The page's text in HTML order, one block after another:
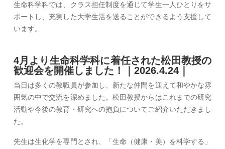
生命科学科では、クラス担任制度を通じて学生一人ひとりをサ
ポートし、充実した大学生活を送ることができるよう支援して
います。
4月より生命科学科に着任された松田教授の
歓迎会を開催しました！｜2026.4.24｜
当日は多くの教職員が参加し、新たな仲間を迎えて和やかな雰
囲気の中で交流を深めました。松田教授からはこれまでの研究
活動や今後の教育・研究への抱負についてご紹介いただきまし
た。
先生は生化学を専門とされ、「生命（健康・美）を科学する」